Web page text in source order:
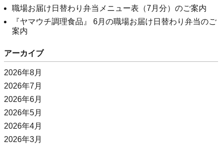
職場お届け日替わり弁当メニュー表（7月分）のご案内
『ヤマウチ調理食品』 6月の職場お届け日替わり弁当のご
案内
アーカイブ
2026年8月
2026年7月
2026年6月
2026年5月
2026年4月
2026年3月